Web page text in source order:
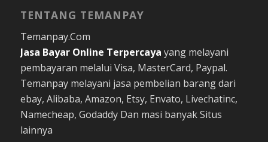
TENTANG TEMANPAY
Temanpay.Com
Jasa Bayar Online Terpercaya yang melayani
pembayaran melalui Visa, MasterCard, Paypal.
Temanpay melayani jasa pembelian barang dari
ebay, Alibaba, Amazon, Etsy, Envato, Livechatinc,
Namecheap, Godaddy Dan masi banyak Situs
lainnya